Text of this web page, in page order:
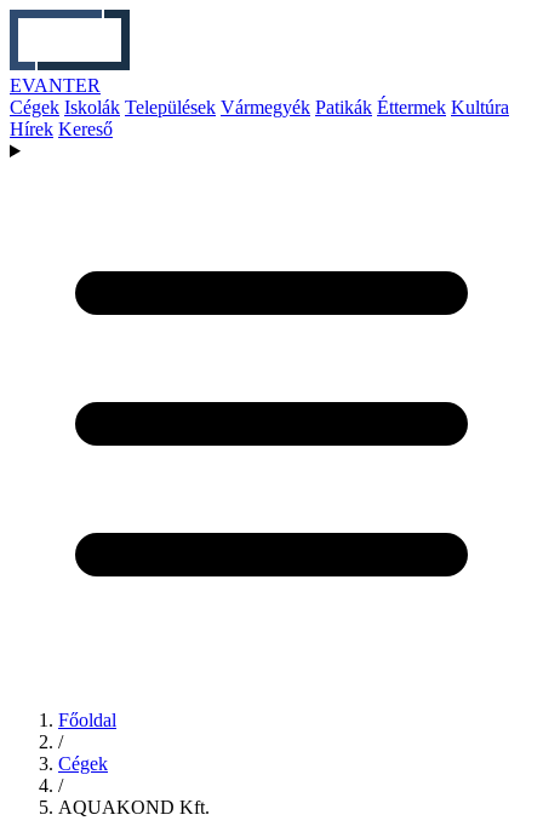
EVANTER
Cégek Iskolák Települések Vármegyék Patikák Éttermek Kultúra
Hírek Kereső
Főoldal
/
Cégek
/
AQUAKOND Kft.